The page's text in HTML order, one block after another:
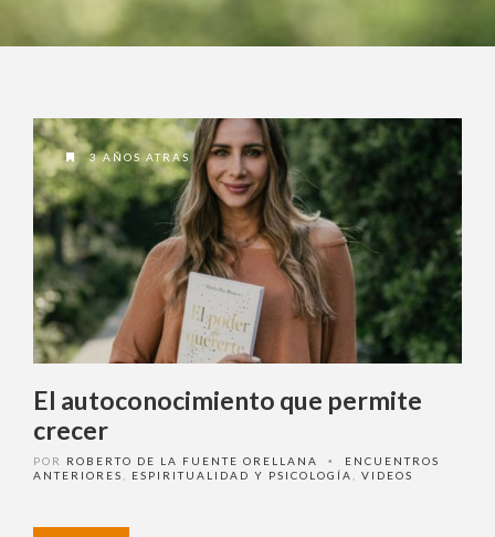
3 AÑOS ATRAS
El autoconocimiento que permite
crecer
POR ROBERTO DE LA FUENTE ORELLANA •
ENCUENTROS
ANTERIORES
ESPIRITUALIDAD Y PSICOLOGÍA VIDEOS